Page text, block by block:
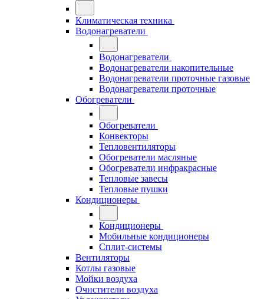
Климатическая техника
Водонагреватели
Водонагреватели
Водонагреватели накопительные
Водонагреватели проточные газовые
Водонагреватели проточные
Обогреватели
Обогреватели
Конвекторы
Тепловентиляторы
Обогреватели масляные
Обогреватели инфракрасные
Тепловые завесы
Тепловые пушки
Кондиционеры
Кондиционеры
Мобильные кондиционеры
Сплит-системы
Вентиляторы
Котлы газовые
Мойки воздуха
Очистители воздуха